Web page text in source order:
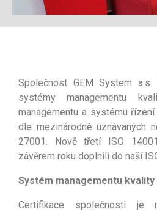
Společnost GEM System
systémy managementu
managementu a systému
dle mezinárodně uznávaných
27001. Nově třetí
ISO
závěrem roku doplnili do naší
Systém managementu kvality
Certifikace společnosti je